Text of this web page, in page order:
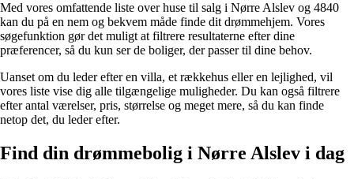
Med vores omfattende liste over huse til salg i Nørre Alslev og 4840
kan du på en nem og bekvem måde finde dit drømmehjem. Vores
søgefunktion gør det muligt at filtrere resultaterne efter dine
præferencer, så du kun ser de boliger, der passer til dine behov.
Uanset om du leder efter en villa, et rækkehus eller en lejlighed, vil
vores liste vise dig alle tilgængelige muligheder. Du kan også filtrere
efter antal værelser, pris, størrelse og meget mere, så du kan finde
netop det, du leder efter.
Find din drømmebolig i Nørre Alslev i dag